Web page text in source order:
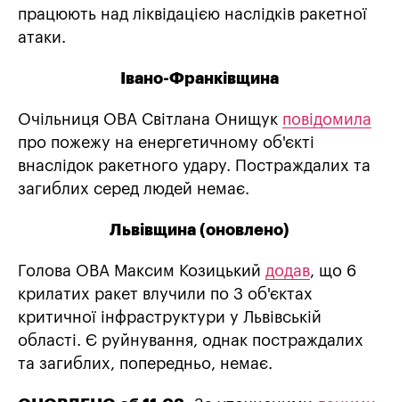
працюють над ліквідацією наслідків ракетної
атаки.
Івано-Франківщина
Очільниця ОВА Світлана Онищук повідомила
про пожежу на енергетичному об'єкті
внаслідок ракетного удару. Постраждалих та
загиблих серед людей немає.
Львівщина (оновлено)
Голова ОВА Максим Козицький додав, що 6
крилатих ракет влучили по 3 об'єктах
критичної інфраструктури у Львівській
області. Є руйнування, однак постраждалих
та загиблих, попередньо, немає.